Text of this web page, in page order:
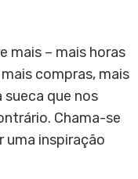
mais – mais horas
compras, mais
que nos
Chama-se
uma inspiração